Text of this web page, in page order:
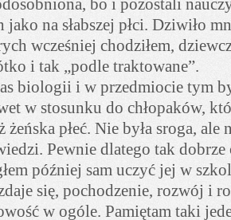
bo i pozostali
jako na słabszej płci. Dziwiło
wcześniej chodziłem,
i tak „podle traktowane”.
biologii i w przedmiocie tym
w stosunku do chłopaków,
płeć. Nie była sroga, ale
Pewnie dlatego tak dobrze
później sam uczyć jej w
się, pochodzenie, rozwój i
w ogóle. Pamiętam taki